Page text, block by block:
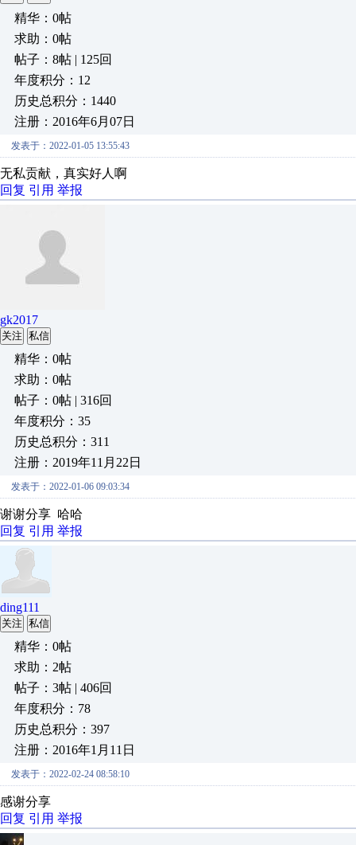
精华：0帖
求助：0帖
帖子：8帖 | 125回
年度积分：12
历史总积分：1440
注册：2016年6月07日
发表于：2022-01-05 13:55:43
无私贡献，真实好人啊
回复 引用 举报
gk2017
关注 私信
精华：0帖
求助：0帖
帖子：0帖 | 316回
年度积分：35
历史总积分：311
注册：2019年11月22日
发表于：2022-01-06 09:03:34
谢谢分享 哈哈
回复 引用 举报
ding111
关注 私信
精华：0帖
求助：2帖
帖子：3帖 | 406回
年度积分：78
历史总积分：397
注册：2016年1月11日
发表于：2022-02-24 08:58:10
感谢分享
回复 引用 举报